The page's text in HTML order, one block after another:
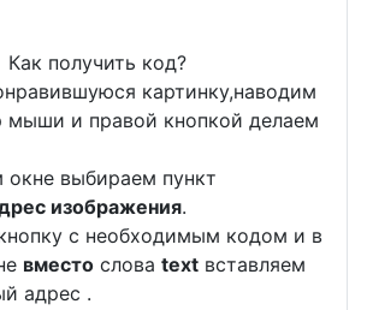
Как получить код?
картинку,наводим
мыши и правой кнопкой делаем
выбираем пункт
изображения.
с необходимым кодом и в
вместо слова text вставляем
адрес .